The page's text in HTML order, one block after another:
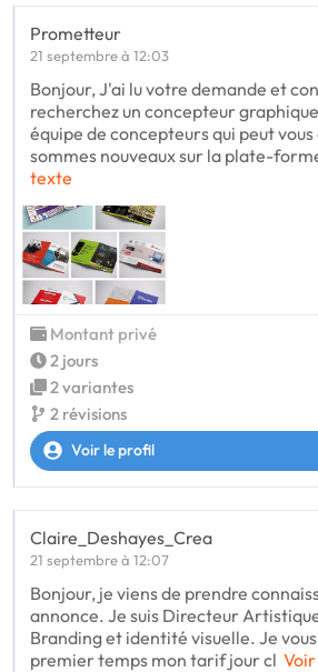
Prometteur
21 septembre à 12:03
Bonjour, J'ai lu votre demande et
recherchez un concepteur
équipe de concepteurs qui peut vous
sommes nouveaux sur la plate-
texte
Montant privé
2 jours
2 variantes
2 révisions
Voir le profil
Claire_Deshayes_Crea
21 septembre à 12:07
Bonjour, je viens de prendre
annonce. Je suis Directeur
Branding et identité visuelle. Je
premier temps mon tarif jour cl